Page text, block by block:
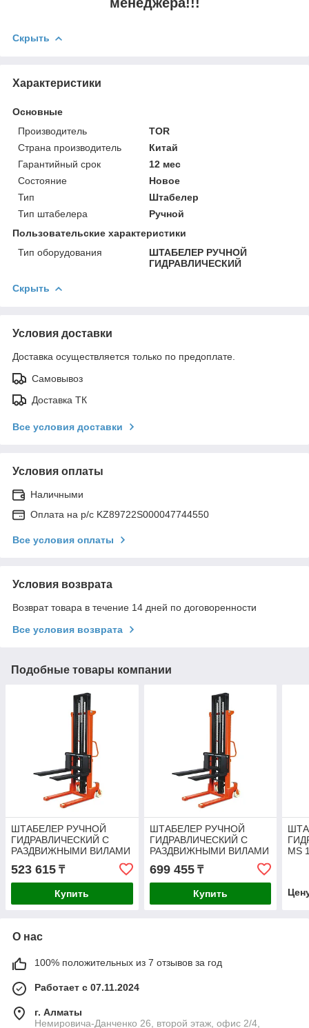
менеджера!!!
Скрыть
Характеристики
Основные
Производитель
TOR
Страна производитель
Китай
Гарантийный срок
12 мес
Состояние
Новое
Тип
Штабелер
Тип штабелера
Ручной
Пользовательские характеристики
Тип оборудования
ШТАБЕЛЕР РУЧНОЙ
ГИДРАВЛИЧЕСКИЙ
Скрыть
Условия доставки
Доставка осуществляется только по предоплате.
Самовывоз
Доставка ТК
Все условия доставки
Условия оплаты
Наличными
Оплата на р/с KZ89722S000047744550
Все условия оплаты
Условия возврата
Возврат товара в течение 14 дней по договоренности
Все условия возврата
Подобные товары компании
ШТАБЕЛЕР РУЧНОЙ
ГИДРАВЛИЧЕСКИЙ С
РАЗДВИЖНЫМИ ВИЛАМИ
TOR 320-870 ММ CTY-EH
1.0TX2.5M
523 615 ₸
Купить
ШТАБЕЛЕР РУЧНОЙ
ГИДРАВЛИЧЕСКИЙ С
РАЗДВИЖНЫМИ ВИЛАМИ
TOR 320-870 ММ CTY-EH
2.0TX2.5M
699 455₸
Купить
MS
О нас
100% положительных из 7 отзывов за год
Работает с 07.11.2024
г. Алматы
Немировича-Данченко 26, второй этаж, офис 2/4,